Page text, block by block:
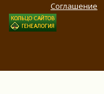
Соглашение